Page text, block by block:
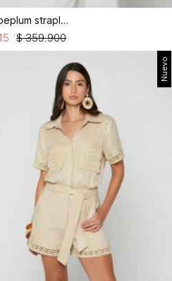
Blusa peplum strapless
$ 359.900
Nuevo